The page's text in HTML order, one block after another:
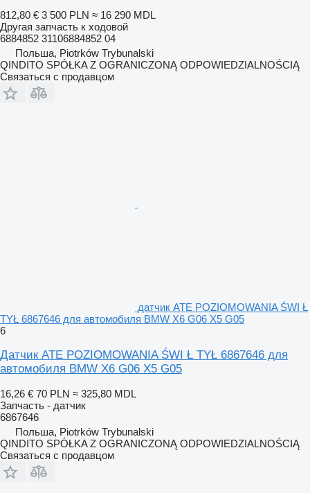
812,80 € 3 500 PLN ≈ 16 290 MDL
Другая запчасть к ходовой
6884852 31106884852 04
Польша, Piotrków Trybunalski
QINDITO SPÓŁKA Z OGRANICZONĄ ODPOWIEDZIALNOŚCIĄ
Связаться с продавцом
датчик ATE POZIOMOWANIA ŚWI Ł
TYŁ 6867646 для автомобиля BMW X6 G06 X5 G05
6
Датчик ATE POZIOMOWANIA ŚWI Ł TYŁ 6867646 для
автомобиля BMW X6 G06 X5 G05
16,26 € 70 PLN ≈ 325,80 MDL
Запчасть - датчик
6867646
Польша, Piotrków Trybunalski
QINDITO SPÓŁKA Z OGRANICZONĄ ODPOWIEDZIALNOŚCIĄ
Связаться с продавцом